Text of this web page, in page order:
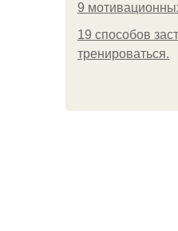
9
19 способов
тренироваться.